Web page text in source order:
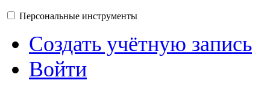
Персональные инструменты
Создать учётную запись
Войти